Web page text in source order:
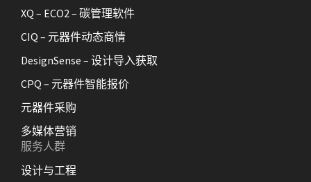
XQ – ECO2 – 碳管理软件
CIQ – 元器件动态商情
DesignSense – 设计导入获取
CPQ – 元器件智能报价
元器件采购
多媒体营销
服务人群
设计与工程